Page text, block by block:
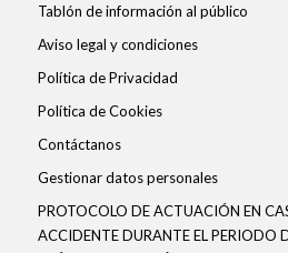
Tablón de información al público
Aviso legal y condiciones
Política de Privacidad
Política de Cookies
Contáctanos
Gestionar datos personales
PROTOCOLO DE ACTUACIÓN EN
ACCIDENTE DURANTE EL PERIODO